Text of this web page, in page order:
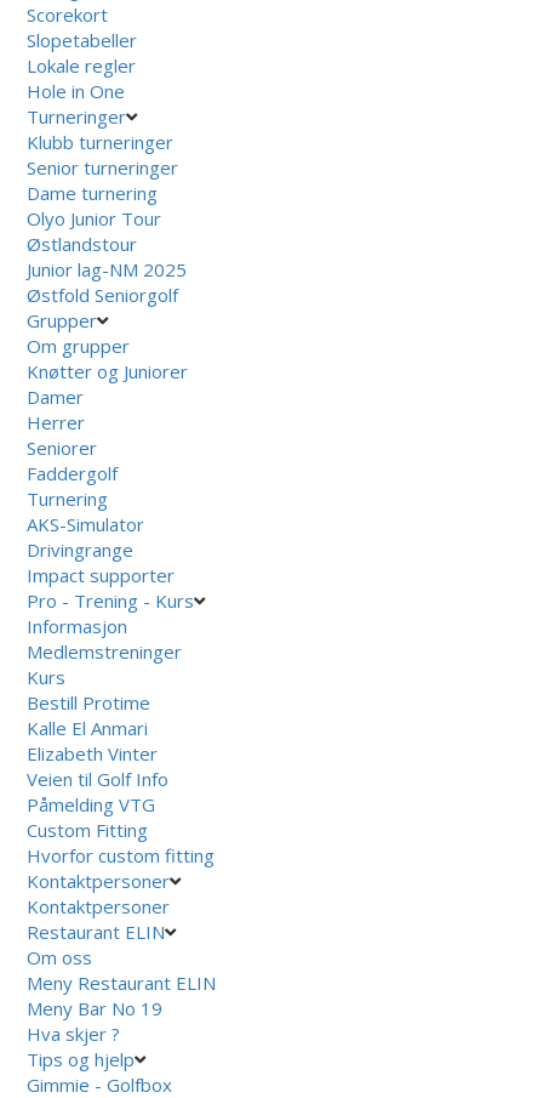
Scorekort
Slopetabeller
Lokale regler
Hole in One
Turneringer
Klubb turneringer
Senior turneringer
Dame turnering
Olyo Junior Tour
Østlandstour
Junior lag-NM 2025
Østfold Seniorgolf
Grupper
Om grupper
Knøtter og Juniorer
Damer
Herrer
Seniorer
Faddergolf
Turnering
AKS-Simulator
Drivingrange
Impact supporter
Pro - Trening - Kurs
Informasjon
Medlemstreninger
Kurs
Bestill Protime
Kalle El Anmari
Elizabeth Vinter
Veien til Golf Info
Påmelding VTG
Custom Fitting
Hvorfor custom fitting
Kontaktpersoner
Kontaktpersoner
Restaurant ELIN
Om oss
Meny Restaurant ELIN
Meny Bar No 19
Hva skjer ?
Tips og hjelp
Gimmie - Golfbox